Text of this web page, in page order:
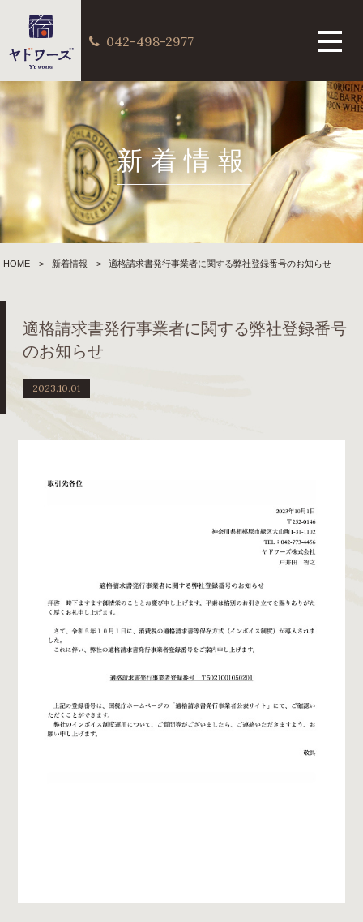
042-498-2977
新着情報
HOME 新着情報 適格請求書発行事業者に関する弊社登録番号のお知らせ
適格請求書発行事業者に関する弊社登録番号
のお知らせ
2023.10.01